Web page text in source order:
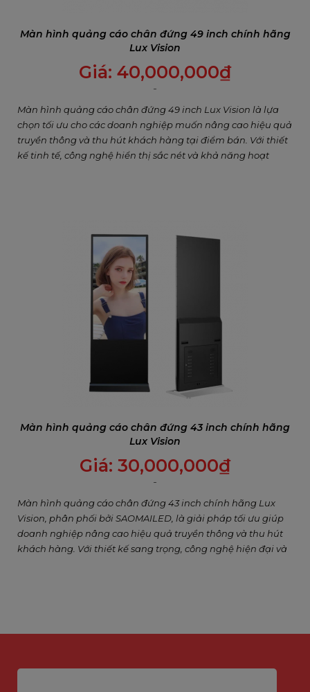
Màn hình quảng cáo chân đứng 49 inch chính hãng
Lux Vision
Giá: 40,000,000₫
Màn hình quảng cáo chân đứng 49 inch Lux Vision là lựa
chọn tối ưu cho các doanh nghiệp muốn nâng cao hiệu quả
truyền thông và thu hút khách hàng tại điểm bán. Với thiết
kế tinh tế, công nghệ hiển thị sắc nét và khả năng hoạt
Màn hình quảng cáo chân đứng 43 inch chính hãng
Lux Vision
Giá: 30,000,000₫
Màn hình quảng cáo chân đứng 43 inch chính hãng Lux
Vision, phân phối bởi SAOMAILED, là giải pháp tối ưu giúp
doanh nghiệp nâng cao hiệu quả truyền thông và thu hút
khách hàng. Với thiết kế sang trọng, công nghệ hiện đại và